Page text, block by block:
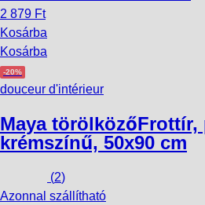
2 879 Ft
Kosárba
Kosárba
-20%
douceur d'intérieur
Maya törölközőFrottír,
krémszínű, 50x90 cm
(2)
Azonnal szállítható